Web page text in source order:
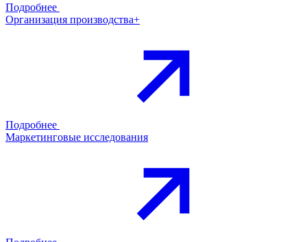
Подробнее
Организация производства+
Подробнее
Маркетинговые исследования